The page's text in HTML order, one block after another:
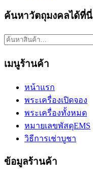
ค้นหาวัตถุมงคลได้ที่นี่
ค้นหา:
เมนูร้านค้า
หน้าแรก
พระเครื่องเปิดจอง
พระเครื่องทั้งหมด
หมายเลขพัสดุEMS
วิธีการเช่าบูชา
ข้อมูลร้านค้า